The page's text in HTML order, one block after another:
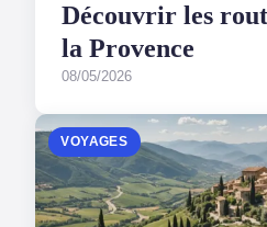
Découvrir les
la Provence
08/05/2026
VOYAGES